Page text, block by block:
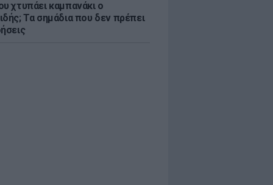
χτυπάει καμπανάκι ο
Τα σημάδια που δεν πρέπει